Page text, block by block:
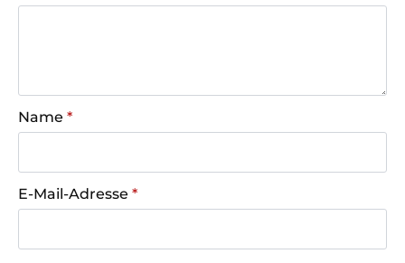
Name *
E-Mail-Adresse *